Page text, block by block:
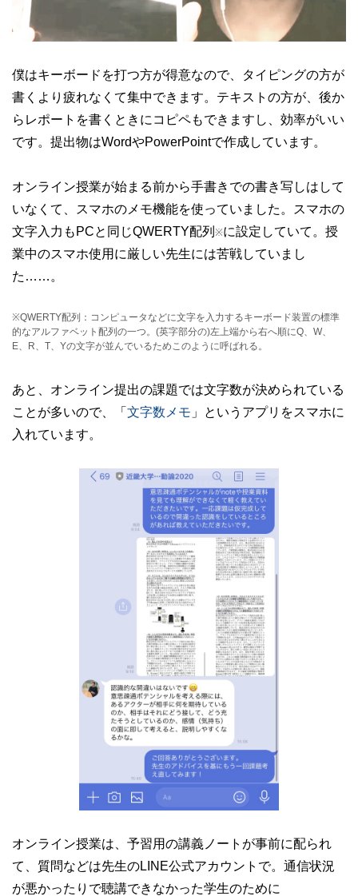
僕はキーボードを打つ方が得意なので、タイピングの方が
書くより疲れなくて集中できます。テキストの方が、後か
らレポートを書くときにコピペもできますし、効率がいい
です。提出物はWordやPowerPointで作成しています。
オンライン授業が始まる前から手書きでの書き写しはして
いなくて、スマホのメモ機能を使っていました。スマホの
文字入力もPCと同じQWERTY配列 ※に設定していて。授
業中のスマホ使用に厳しい先生には苦戦していまし
た……。
※QWERTY配列：コンピュータなどに文字を入力するキーボード装置の標準
的なアルファベット配列の一つ。(英字部分の)左上端から右へ順にQ、W、
E、R、T、Yの文字が並んでいるためこのように呼ばれる。
あと、オンライン提出の課題では文字数が決められている
ことが多いので、「 文字数メモ 」というアプリをスマホに
入れています。
オンライン授業は、予習用の講義ノートが事前に配られ
て、質問などは先生のLINE公式アカウントで。通信状況
が悪かったりで聴講できなかった学生のために